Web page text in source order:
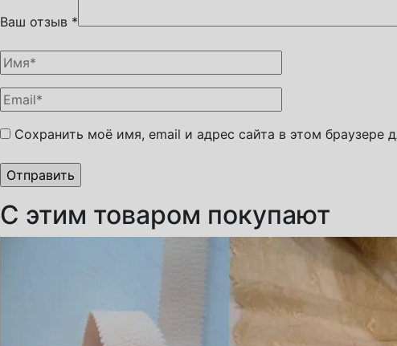
Ваш отзыв *
Сохранить моё имя, email и адрес сайта в этом
С этим товаром покупают